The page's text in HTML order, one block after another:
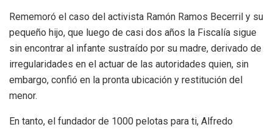
Rememoró el caso del activista Ramón Ramos Becerril y su
pequeño hijo, que luego de casi dos años la Fiscalía sigue
sin encontrar al infante sustraído por su madre, derivado de
irregularidades en el actuar de las autoridades quien, sin
embargo, confió en la pronta ubicación y restitución del
menor.
En tanto, el fundador de 1000 pelotas para ti, Alfredo